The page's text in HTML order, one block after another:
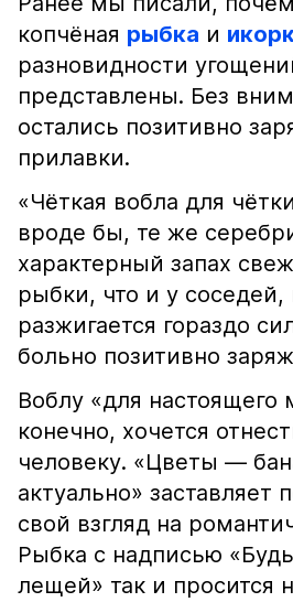
копчёная рыбка и
разновидности
представлены. Без
остались позитивно
прилавки.
«Чёткая вобла для
вроде бы, те же
характерный запах
рыбки, что и у соседей,
разжигается гораздо
больно позитивно
Воблу «для настоящего
конечно, хочется
человеку. «Цветы —
актуально» заставляет
свой взгляд на
Рыбка с надписью
лещей» так и просится